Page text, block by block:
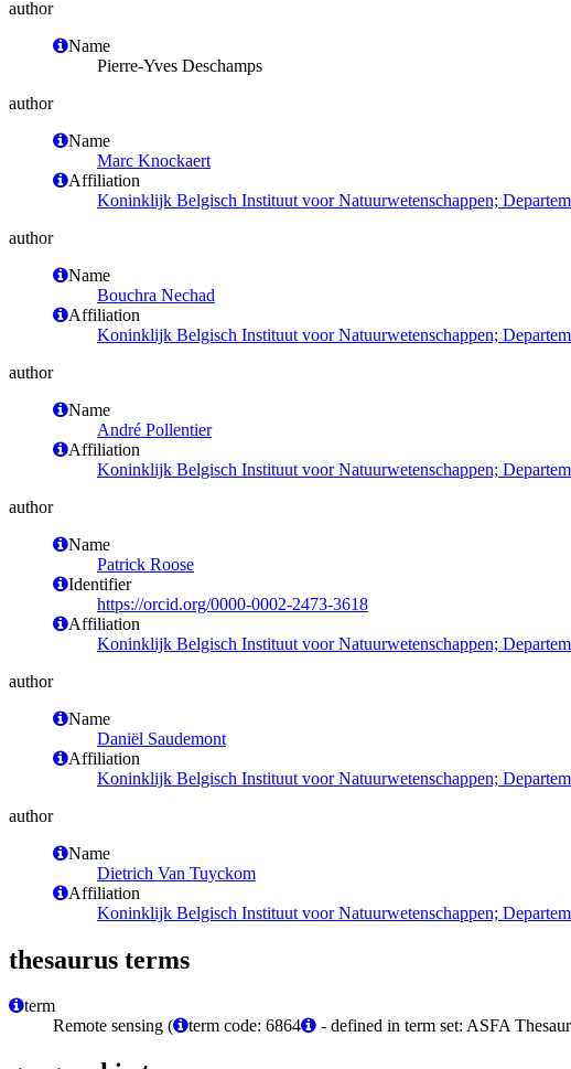
author
Name
Pierre-Yves Deschamps
author
Name
Marc Knockaert
Affiliation
Koninklijk Belgisch Instituut voor Natuurwetenschappen;
author
Name
Bouchra Nechad
Affiliation
Koninklijk Belgisch Instituut voor Natuurwetenschappen;
author
Name
André Pollentier
Affiliation
Koninklijk Belgisch Instituut voor Natuurwetenschappen;
author
Name
Patrick Roose
Identifier
https://orcid.org/0000-0002-2473-3618
Affiliation
Koninklijk Belgisch Instituut voor Natuurwetenschappen;
author
Name
Daniël Saudemont
Affiliation
Koninklijk Belgisch Instituut voor Natuurwetenschappen;
author
Name
Dietrich Van Tuyckom
Affiliation
Koninklijk Belgisch Instituut voor Natuurwetenschappen;
thesaurus terms
term
Remote sensing (
term code: 6864 - defined in term set: ASFA